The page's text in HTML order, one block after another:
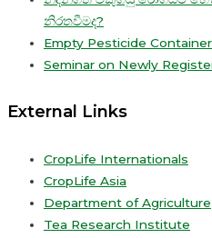
නිරතවීමද?
Empty Pesticide
Seminar on Newly
External Links
CropLife Internationals
CropLife Asia
Department of Agriculture
Tea Research Institute